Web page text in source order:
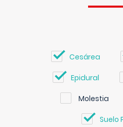
Cesárea
Epidural
Molestia
Suelo